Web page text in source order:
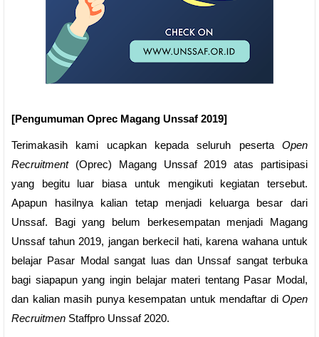
[Pengumuman Oprec Magang Unssaf 2019]
Terimakasih kami ucapkan kepada seluruh peserta Open
Recruitment (Oprec) Magang Unssaf 2019 atas partisipasi
yang begitu luar biasa untuk mengikuti kegiatan tersebut.
Apapun hasilnya kalian tetap menjadi keluarga besar dari
Unssaf. Bagi yang belum berkesempatan menjadi Magang
Unssaf tahun 2019, jangan berkecil hati, karena wahana untuk
belajar Pasar Modal sangat luas dan Unssaf sangat terbuka
bagi siapapun yang ingin belajar materi tentang Pasar Modal,
dan kalian masih punya kesempatan untuk mendaftar diOpen
Recruitmen Staffpro Unssaf 2020.